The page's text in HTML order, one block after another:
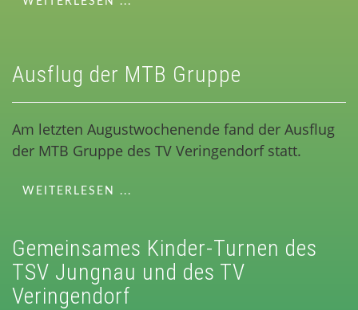
Ausflug der MTB Gruppe
Am letzten Augustwochenende fand der Ausflug
der MTB Gruppe des TV Veringendorf statt.
WEITERLESEN ...
Gemeinsames Kinder-Turnen des
TSV Jungnau und des TV
Veringendorf